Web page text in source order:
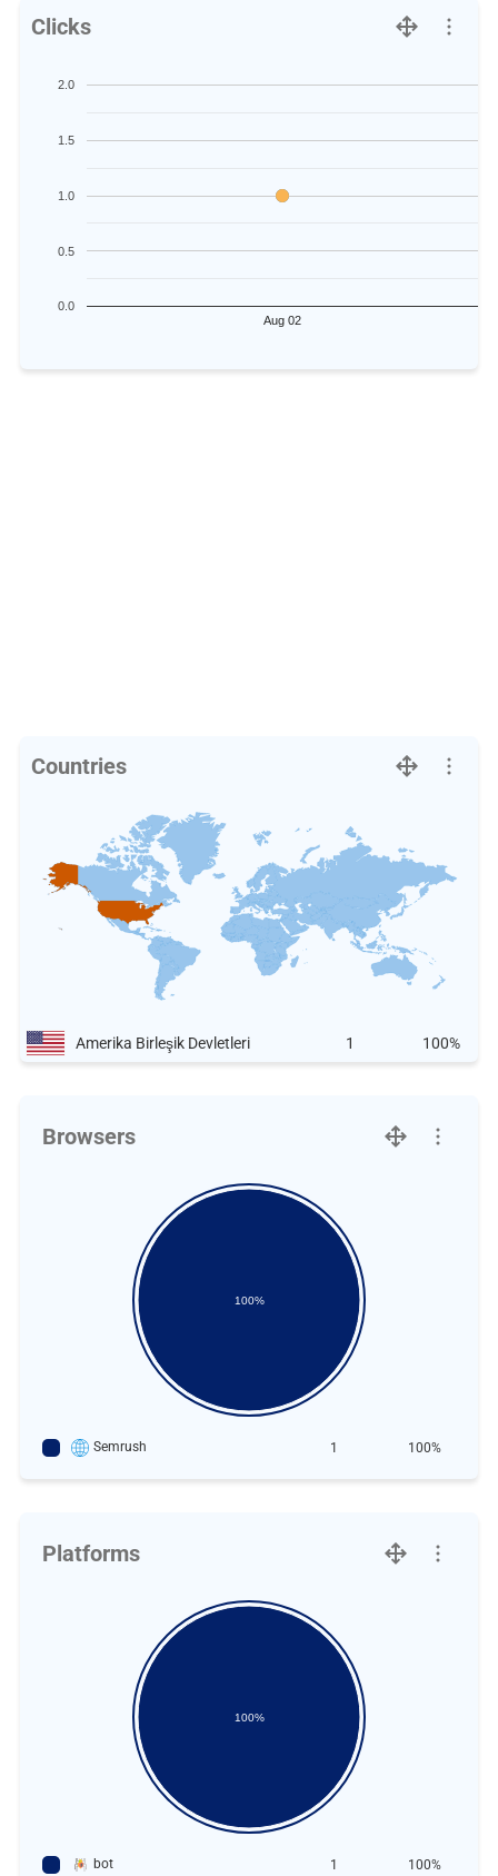
Clicks
Aug 02
0.0
0.5
1.0
1.5
2.0
Countries
Amerika Birleşik Devletleri 1 100%
Browsers
100%
Semrush 1 100%
Platforms
100%
bot 1 100%